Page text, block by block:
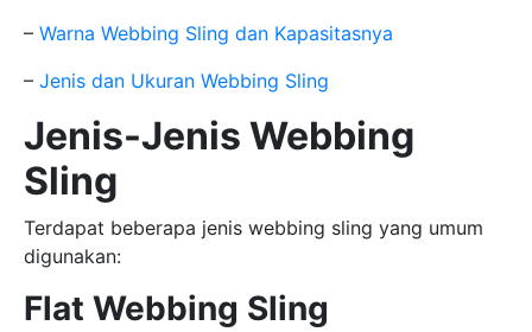
– Warna Webbing Sling dan Kapasitasnya
– Jenis dan Ukuran Webbing Sling
Jenis-Jenis Webbing
Sling
Terdapat beberapa jenis webbing sling yang umum
digunakan:
Flat Webbing Sling